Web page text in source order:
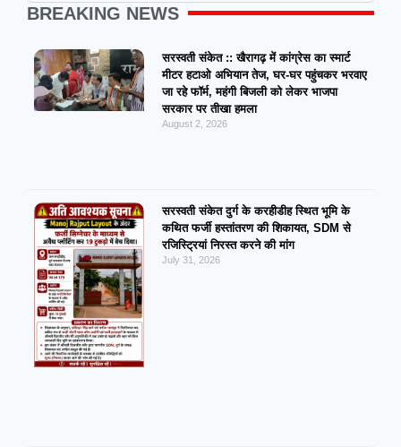
BREAKING NEWS
सरस्वती संकेत :: खैरागढ़ में कांग्रेस का स्मार्ट
मीटर हटाओ अभियान तेज, घर-घर पहुंचकर भरवाए
जा रहे फॉर्म, महंगी बिजली को लेकर भाजपा
सरकार पर तीखा हमला
August 2, 2026
सरस्वती संकेत दुर्ग के करहीडीह स्थित भूमि के
कथित फर्जी हस्तांतरण की शिकायत, SDM से
रजिस्ट्रियां निरस्त करने की मांग
July 31, 2026